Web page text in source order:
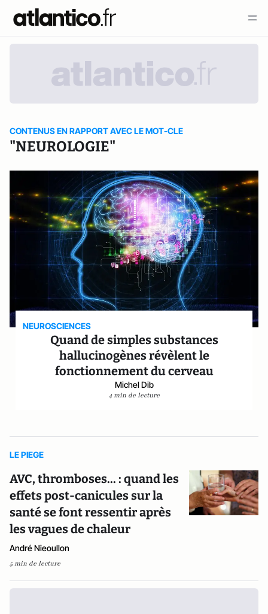
CONTENUS EN RAPPORT AVEC LE MOT-CLE
"NEUROLOGIE"
NEUROSCIENCES
Quand de simples substances
hallucinogènes révèlent le
fonctionnement du cerveau
Michel Dib
4 min de lecture
LE PIEGE
AVC, thromboses... : quand les
effets post-canicules sur la
santé se font ressentir après
les vagues de chaleur
André Nieoullon
5 min de lecture